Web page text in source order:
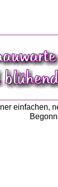
einfachen,